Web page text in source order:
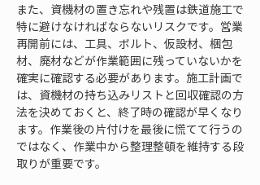
また、資機材の置き忘れや残置は鉄道施工で
特に避けなければならないリスクです。営業
再開前には、工具、ボルト、仮設材、梱包
材、廃材などが作業範囲に残っていないかを
確実に確認する必要があります。施工計画で
は、資機材の持ち込みリストと回収確認の方
法を決めておくと、終了時の確認が早くなり
ます。作業後の片付けを最後に慌てて行うの
ではなく、作業中から整理整頓を維持する段
取りが重要です。